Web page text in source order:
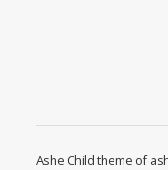
Ashe Child theme of